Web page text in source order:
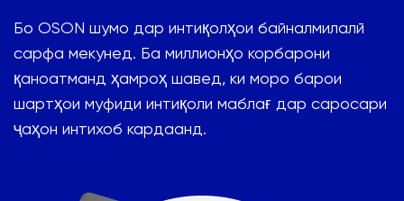
Бо OSON шумо дар интиқолҳои байналмилалӣ
сарфа мекунед. Ба миллионҳо корбарони
қаноатманд ҳамроҳ шавед, ки моро барои
шартҳои муфиди интиқоли маблағ дар саросари
ҷаҳон интихоб кардаанд.